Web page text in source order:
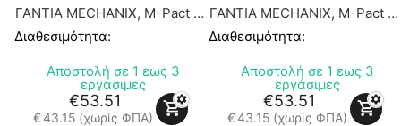
ΓΑΝΤΙΑ MECHANIX, M-Pact 3,
Coyote
Διαθεσιμότητα:
Αποστολή σε 1 εως 3
εργάσιμες
€53.51
€43.15 (χωρίς ΦΠΑ)
ΓΑΝΤΙΑ MECHANIX, M-Pact 3,
Covert
Διαθεσιμότητα:
Αποστολή σε 1 εως 3
εργάσιμες
€53.51
€43.15 (χωρίς ΦΠΑ)